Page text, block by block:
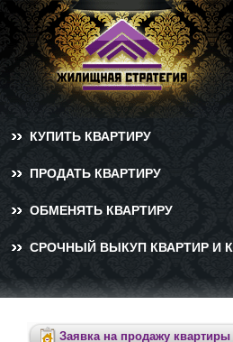
КУПИТЬ КВАРТИРУ
ПРОДАТЬ КВАРТИРУ
ОБМЕНЯТЬ КВАРТИРУ
СРОЧНЫЙ ВЫКУП КВАРТИР И
Заявка на продажу квартиры